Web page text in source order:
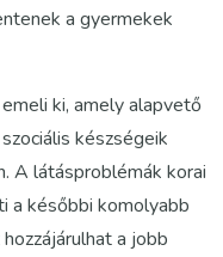
a gyermekek
ki, amely alapvető
készségeik
A látásproblémák korai
a későbbi komolyabb
a jobb